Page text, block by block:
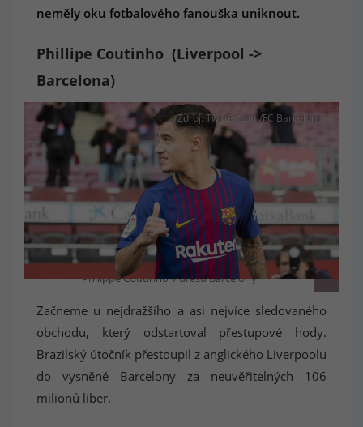
neměly oku fotbalového fanouška uniknout.
Phillipe Coutinho (Liverpool ->
Barcelona)
Philippe Coutinho v dresu Barcelony
Zdroj: Twitter.com/FC Barcelona
Začneme u nejdražšího a asi nejvíce sledovaného
obchodu, který odstartoval přestupové hody.
Brazilský útočník přestoupil z anglického Liverpoolu
do vysněné Barcelony za neuvěřitelných 106
milionů liber.